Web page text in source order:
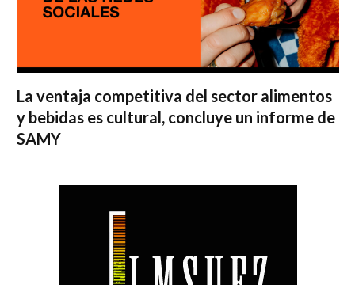
La ventaja competitiva del sector alimentos
y bebidas es cultural, concluye un informe de
SAMY